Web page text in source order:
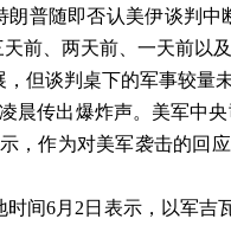
朗普随即否认美伊谈判
天前、两天前、一天前以
，但谈判桌下的军事较量
晨传出爆炸声。美军中
，作为对美军袭击的回
时间6月 2 日表示，以军吉